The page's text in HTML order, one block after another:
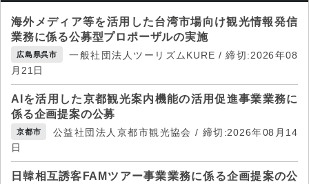
海外メディア等を活用した台湾市場向け観光情報発信
業務に係る公募型プロポーザルの実施
広島県呉市
一般社団法人ツーリズムKURE / 締切:2026年08
月21日
AIを活用した京都観光案内機能の活用促進事業業務に
係る企画提案の公募
京都市
公益社団法人京都市観光協会 / 締切:2026年08月14
日
日韓相互誘客FAMツアー事業業務に係る企画提案の公